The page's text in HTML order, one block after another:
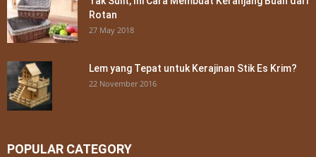
Rotan
27 May 2018
Lem yang Tepat untuk Kerajinan Stik Es Krim?
22 November 2016
POPULAR CATEGORY